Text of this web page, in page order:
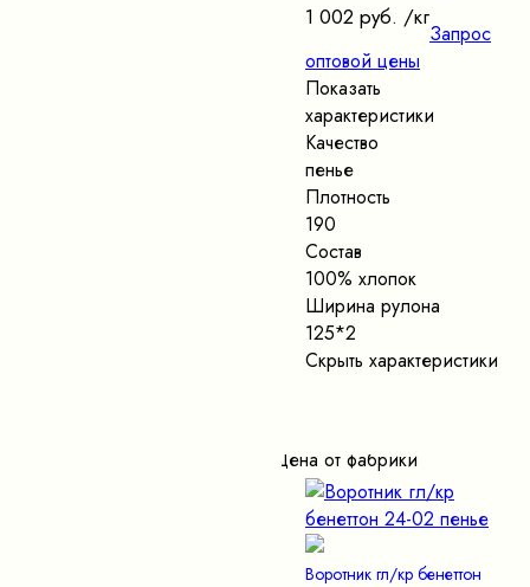
1 002 руб. /кг
Запрос
оптовой цены
Показать
характеристики
Качество
пенье
Плотность
190
Состав
100% хлопок
Ширина рулона
125*2
Скрыть характеристики
Цена от фабрики
Воротник гл/кр бенеттон